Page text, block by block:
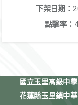
下架日期：
點擊率：
國立玉里高級中學
花蓮縣玉里鎮中